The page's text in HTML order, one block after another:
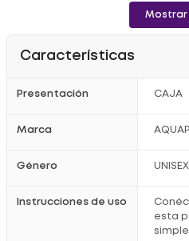
- Mango de diseño ergonómico y
de la boca.
- Recargable.
Mostrar
Características
Presentación CAJA
Marca
Género UNISEX
Instrucciones de uso
esta